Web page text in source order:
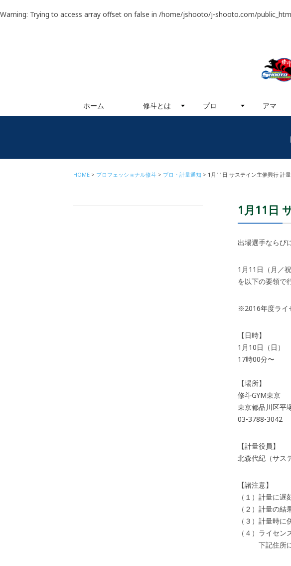
Warning: Trying to access array offset on false in /home/jshooto/j-shooto.com/
ホーム 修斗とは プロ アマ
HOME プロフェッショナル修斗 プロ・計量通知 1月11日 サステイン主催興行 計
1月11日
出場選手ならび
1月11日（月／
を以下の要領で
※2016年度ライ
【日時】
1月10日（日）
17時00分〜
【場所】
修斗GYM東京
東京都品川区平
03-3788-3042
【計量役員】
北森代紀（サス
【諸注意】
（１）計量に
（２）計量の
（３）計量時
（４）ライセ
下記住所に書